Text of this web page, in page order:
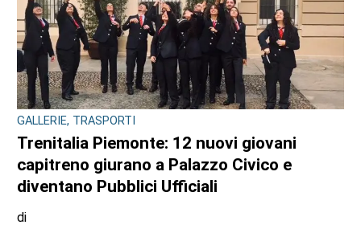
GALLERIE, TRASPORTI
Trenitalia Piemonte: 12 nuovi giovani
capitreno giurano a Palazzo Civico e
diventano Pubblici Ufficiali
di